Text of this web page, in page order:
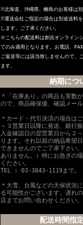
※北海道、沖縄県、離島のお客様は
※運送会社ご指定の場合は別途送料
します。ご了承ください。
※こちらの配送料は創吉オンライン
てのみ適用となります。お電話、
ご返送等には該当致しませんので、
ます。
納期につ
＊「在庫あり」の商品も実数
ので、商品確保後、確認メー
＊カード・代引決済の場合は
～３営業日以降に発送、銀行
入金確認日の翌営業日から２
ります。それ以前の納品希望
できませんのでご了承下さい
ありません。）特にお急ぎの
ください。
TEL : 03-3843-1119まで。
＊大雪、台風などの天候状況
る可能性がございます。遅れ
店までお問い合わせください。
配送時間指